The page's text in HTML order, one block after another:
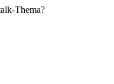
Thema?